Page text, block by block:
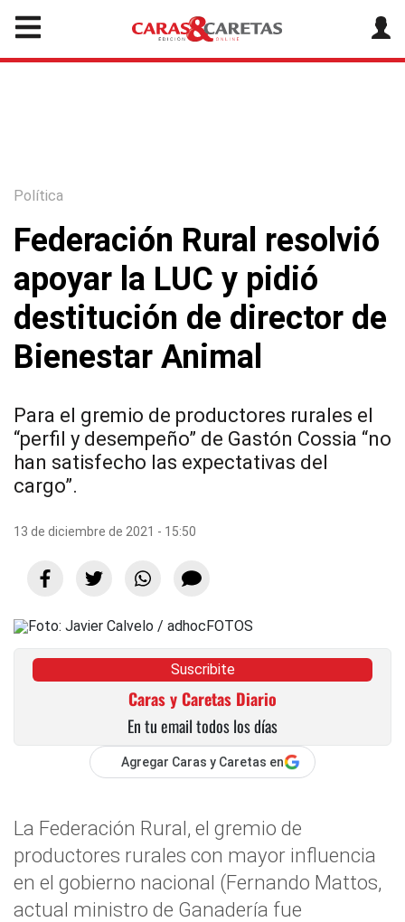
Política
Federación Rural resolvió
apoyar la LUC y pidió
destitución de director de
Bienestar Animal
Para el gremio de productores rurales el
“perfil y desempeño” de Gastón Cossia “no
han satisfecho las expectativas del
cargo”.
13 de diciembre de 2021 - 15:50
Suscribite
Caras y Caretas Diario
En tu email todos los días
Agregar Caras y Caretas en
La Federación Rural, el gremio de
productores rurales con mayor influencia
en el gobierno nacional (Fernando Mattos,
actual ministro de Ganadería fue